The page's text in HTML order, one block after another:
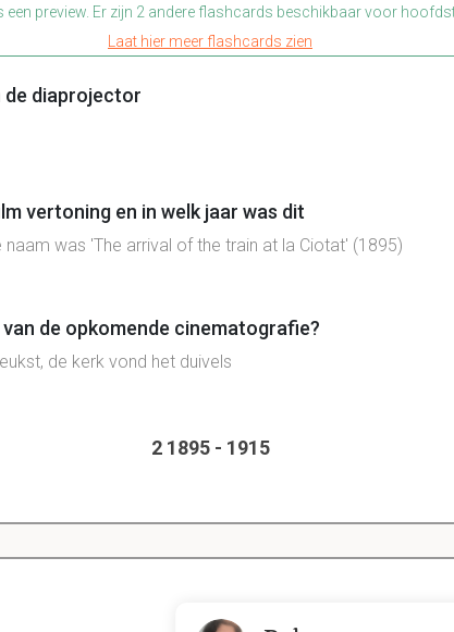
een preview. Er zijn 2 andere flashcards beschikbaar voor
Laat hier meer flashcards zien
de diaprojector
vertoning en in welk jaar was dit
naam was 'The arrival of the train at la Ciotat' (1895)
de opkomende cinematografie?
de kerk vond het duivels
2 1895 - 1915